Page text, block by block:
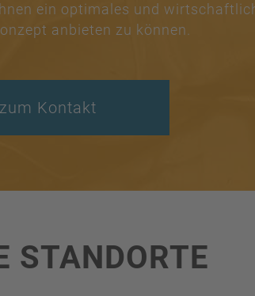
ein optimales und
anbieten zu können.
zum Kontakt
STANDORTE